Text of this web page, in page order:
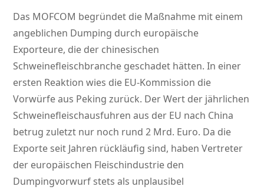
Das MOFCOM begründet die Maßnahme mit einem
angeblichen Dumping durch europäische
Exporteure, die der chinesischen
Schweinefleischbranche geschadet hätten. In einer
ersten Reaktion wies die EU-Kommission die
Vorwürfe aus Peking zurück. Der Wert der jährlichen
Schweinefleischausfuhren aus der EU nach China
betrug zuletzt nur noch rund 2 Mrd. Euro. Da die
Exporte seit Jahren rückläufig sind, haben Vertreter
der europäischen Fleischindustrie den
Dumpingvorwurf stets als unplausibel